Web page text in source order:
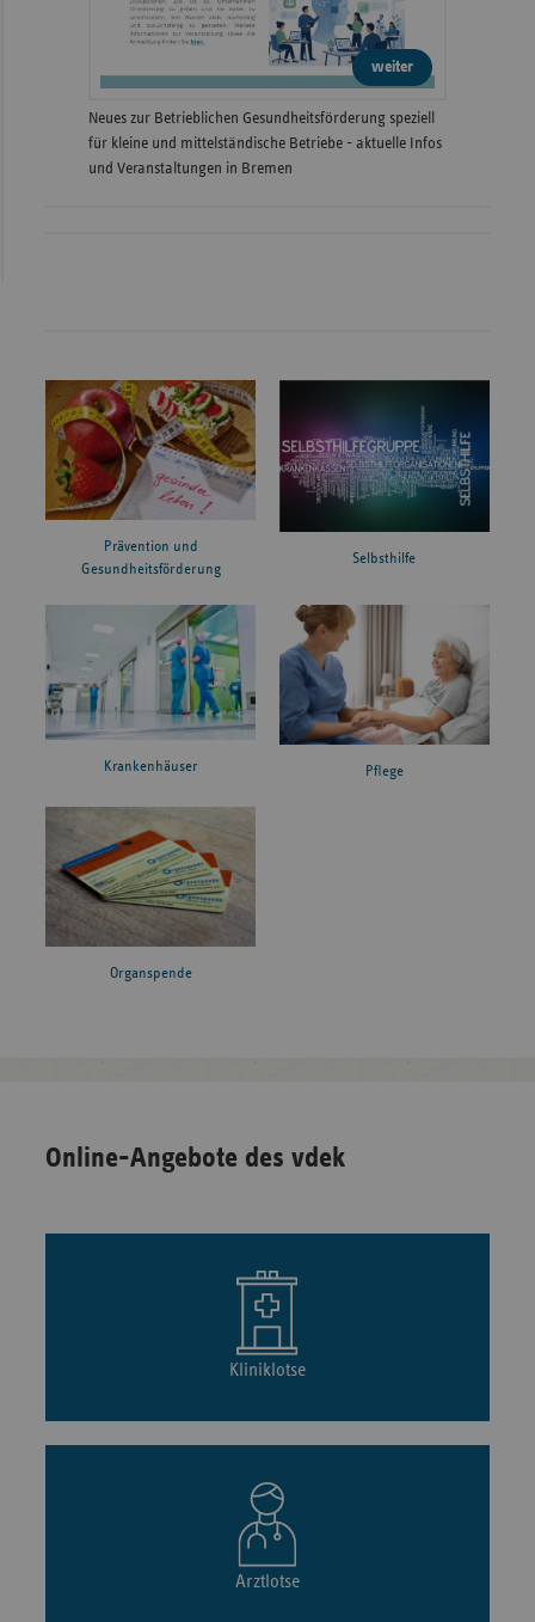
weiter
Neues zur Betrieblichen Gesundheitsförderung speziell
für kleine und mittelständische Betriebe - aktuelle Infos
und Veranstaltungen in Bremen
Prävention und
Gesundheitsförderung
Selbsthilfe
Krankenhäuser Pflege
Organspende
Online-Angebote des vdek
Kliniklotse
Arztlotse